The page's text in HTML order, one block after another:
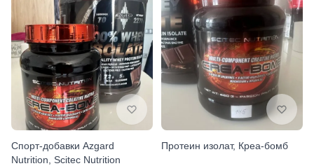
Спорт-добавки Azgard
Nutrition, Scitec Nutrition
Протеин изолат, Креа-бомб